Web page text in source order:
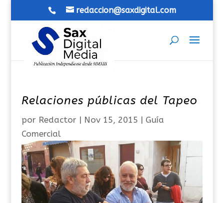
redaccion@saxdigital.com
Relaciones públicas del Tapeo
por Redactor| Nov 15, 2015 | Guía
Comercial